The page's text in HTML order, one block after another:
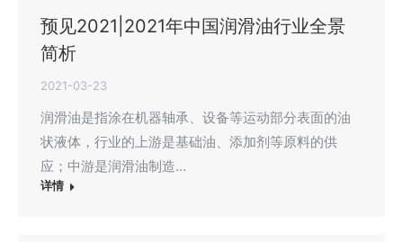
预见2021|2021年中国润滑油行业全景
简析
2021-03-23
润滑油是指涂在机器轴承、设备等运动部分表面的油
状液体，行业的上游是基础油、添加剂等原料的供
应；中游是润滑油制造…
详情